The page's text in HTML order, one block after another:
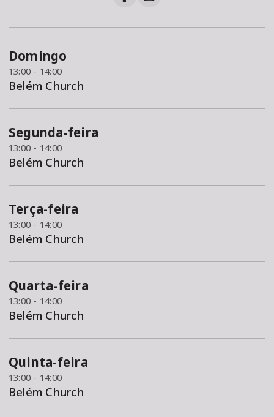
Domingo
13:00 - 14:00
Belém Church
Segunda-feira
13:00 - 14:00
Belém Church
Terça-feira
13:00 - 14:00
Belém Church
Quarta-feira
13:00 - 14:00
Belém Church
Quinta-feira
13:00 - 14:00
Belém Church